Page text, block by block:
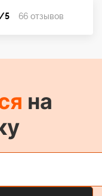
5 66 отзывов
на